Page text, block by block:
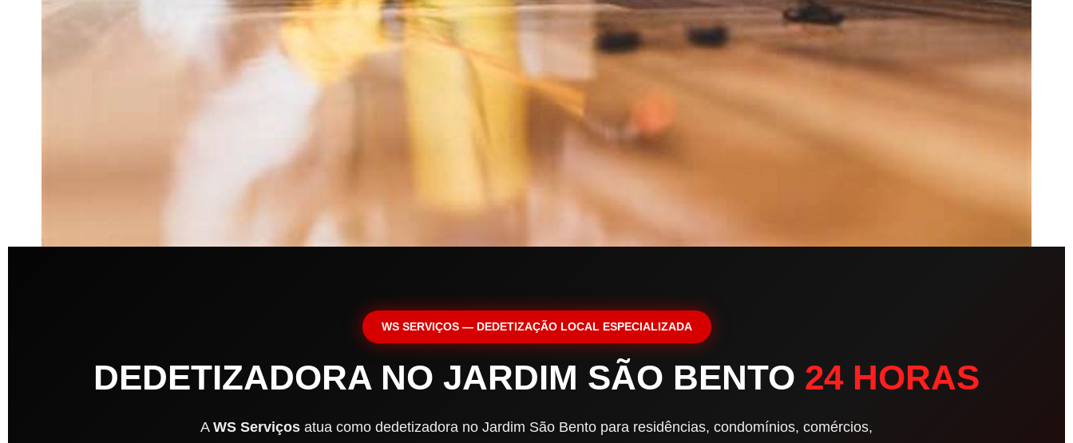
WS SERVIÇOS — DEDETIZAÇÃO LOCAL ESPECIALIZADA
DEDETIZADORA NO JARDIM SÃO BENTO 24 HORAS
A WS Serviços atua como dedetizadora no Jardim São Bento para residências, condomínios, comércios,